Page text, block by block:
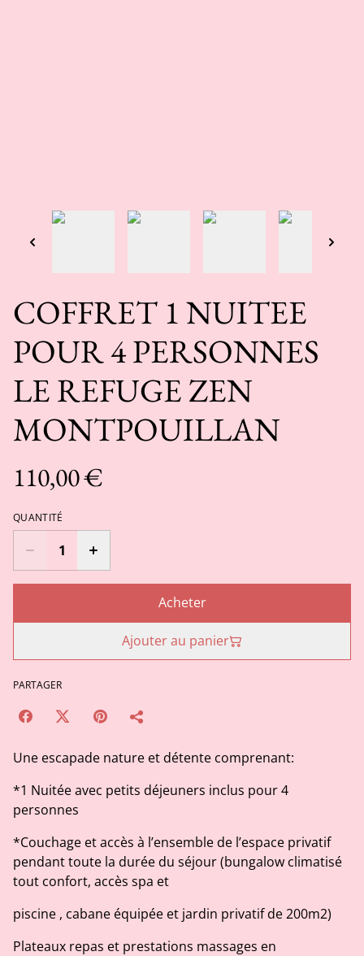
COFFRET 1 NUITEE
POUR 4 PERSONNES
LE REFUGE ZEN
MONTPOUILLAN
110,00 €
QUANTITÉ
Acheter
Ajouter au panier
PARTAGER
Une escapade nature et détente comprenant:
*1 Nuitée avec petits déjeuners inclus pour 4
personnes
*Couchage et accès à l’ensemble de l’espace privatif
pendant toute la durée du séjour (bungalow climatisé
tout confort, accès spa et
piscine , cabane équipée et jardin privatif de 200m2)
Plateaux repas et prestations massages en